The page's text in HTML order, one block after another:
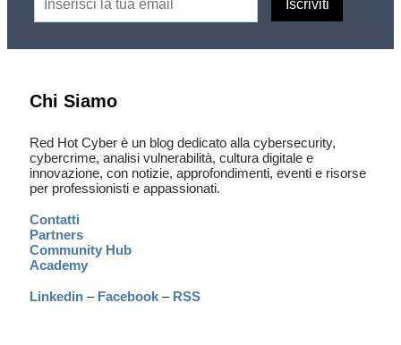
Chi Siamo
Red Hot Cyber è un blog dedicato alla cybersecurity,
cybercrime, analisi vulnerabilità, cultura digitale e
innovazione, con notizie, approfondimenti, eventi e risorse
per professionisti e appassionati.
Contatti
Partners
Community Hub
Academy
Linkedin – Facebook – RSS